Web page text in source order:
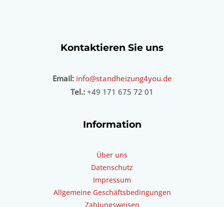
Kontaktieren Sie uns
Email: info@standheizung4you.de
Tel.: +49 171 675 72 01
Information
Über uns
Datenschutz
Impressum
Allgemeine Geschäftsbedingungen
Zahlungsweisen